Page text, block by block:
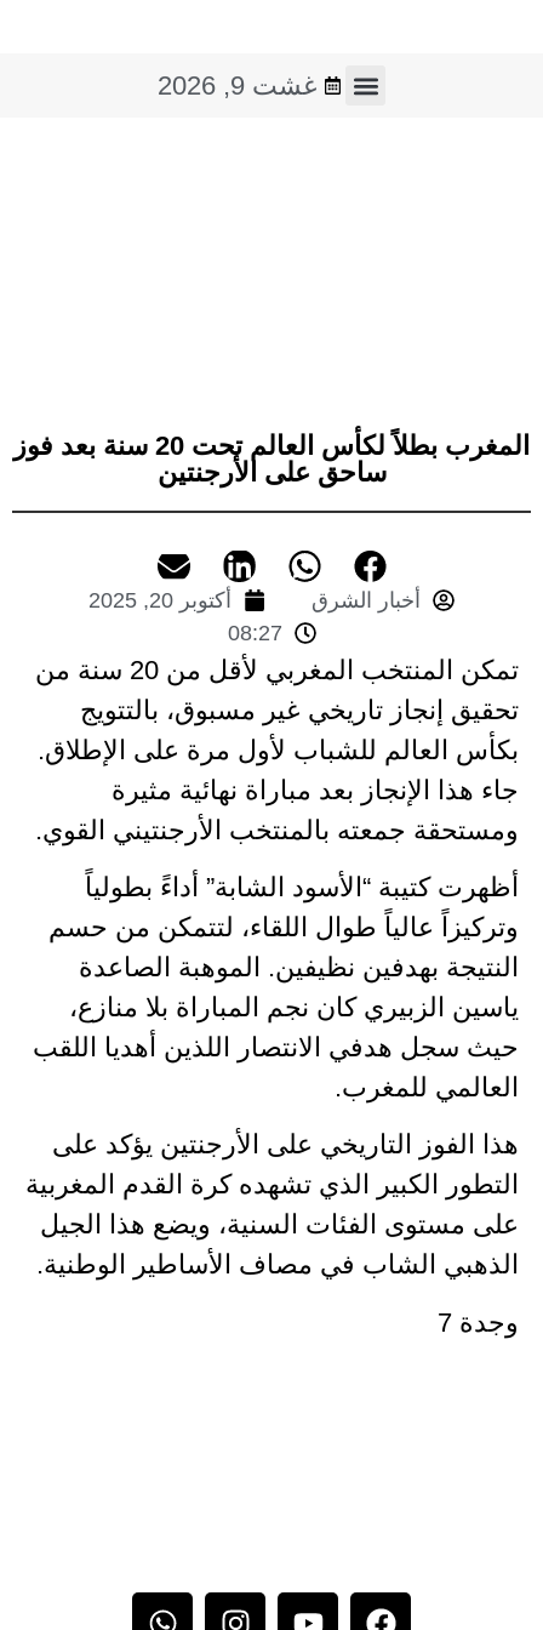
غشت 9, 2026
المغرب بطلاً لكأس العالم تحت 20 سنة بعد فوز
ساحق على الأرجنتين
أخبار الشرق
أكتوبر 20, 2025
08:27
تمكن المنتخب المغربي لأقل من 20 سنة من
تحقيق إنجاز تاريخي غير مسبوق، بالتتويج
بكأس العالم للشباب لأول مرة على الإطلاق.
جاء هذا الإنجاز بعد مباراة نهائية مثيرة
ومستحقة جمعته بالمنتخب الأرجنتيني القوي.
أظهرت كتيبة “الأسود الشابة” أداءً بطولياً
وتركيزاً عالياً طوال اللقاء، لتتمكن من حسم
النتيجة بهدفين نظيفين. الموهبة الصاعدة
ياسين الزبيري كان نجم المباراة بلا منازع،
حيث سجل هدفي الانتصار اللذين أهديا اللقب
العالمي للمغرب.
هذا الفوز التاريخي على الأرجنتين يؤكد على
التطور الكبير الذي تشهده كرة القدم المغربية
على مستوى الفئات السنية، ويضع هذا الجيل
الذهبي الشاب في مصاف الأساطير الوطنية.
وجدة 7